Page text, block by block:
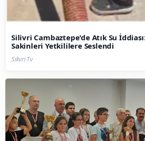
Silivri Cambaztepe'de Atık Su
Sakinleri Yetkililere Seslendi
Silivri Tv